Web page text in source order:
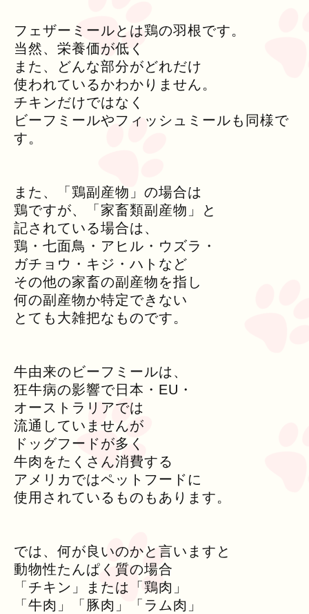
フェザーミールとは鶏の羽根です。
当然、栄養価が低く
また、どんな部分がどれだけ
使われているかわかりません。
チキンだけではなく
ビーフミールやフィッシュミールも同様で
す。
また、「鶏副産物」の場合は
鶏ですが、「家畜類副産物」と
記されている場合は、
鶏・七面鳥・アヒル・ウズラ・
ガチョウ・キジ・ハトなど
その他の家畜の副産物を指し
何の副産物か特定できない
とても大雑把なものです。
牛由来のビーフミールは、
狂牛病の影響で日本・EU・
オーストラリアでは
流通していませんが
ドッグフードが多く
牛肉をたくさん消費する
アメリカではペットフードに
使用されているものもあります。
では、何が良いのかと言いますと
動物性たんぱく質の場合
「チキン」または「鶏肉」
「牛肉」「豚肉」「ラム肉」